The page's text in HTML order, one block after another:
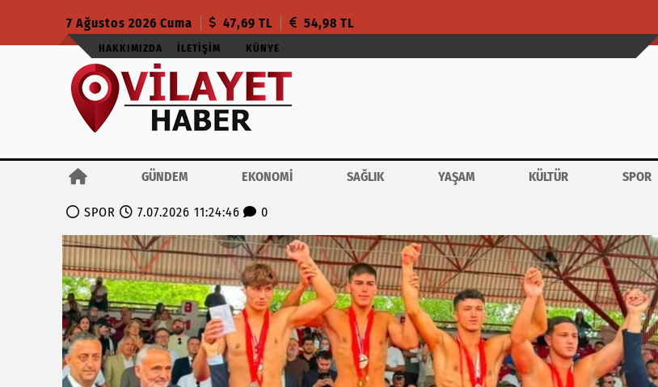
7 Ağustos 2026 Cuma 47,69 TL 54,98 TL
HAKKIMIZDA İLETIŞIM KÜNYE
GÜNDEM EKONOMİ SAĞLIK YAŞAM KÜLTÜR SPOR
SPOR 7.07.2026 11:24:46 0